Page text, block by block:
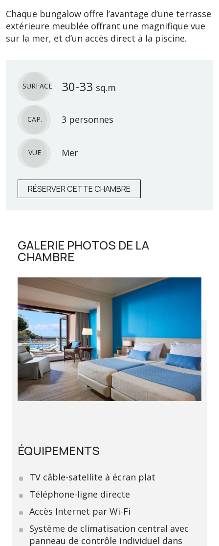
Chaque bungalow offre l’avantage d’une terrasse
extérieure meublée offrant une magnifique vue
sur la mer, et d’un accès direct à la piscine.
SURFACE 30-33 sq.m
CAP. 3 personnes
VUE Mer
RÉSERVER CETTE CHAMBRE
GALERIE PHOTOS DE LA
CHAMBRE
ÉQUIPEMENTS
TV câble-satellite à écran plat
Téléphone-ligne directe
Accès Internet par Wi-Fi
Système de climatisation central avec
panneau de contrôle individuel dans